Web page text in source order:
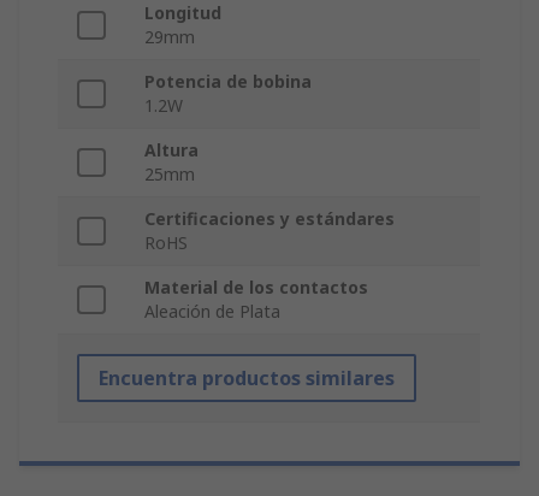
Longitud
29mm
Potencia de bobina
1.2W
Altura
25mm
Certificaciones y estándares
RoHS
Material de los contactos
Aleación de Plata
Encuentra productos similares